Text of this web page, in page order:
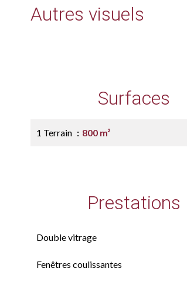
Autres visuels
Surfaces
1 Terrain 800 m²
Prestations
Double vitrage
Fenêtres coulissantes